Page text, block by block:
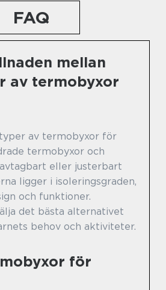
FAQ
mellan
av termobyxor
av termobyxor för
termobyxor och
eller justerbart
ligger i isoleringsgraden,
och funktioner.
det bästa alternativet
behov och aktiviteter.
för